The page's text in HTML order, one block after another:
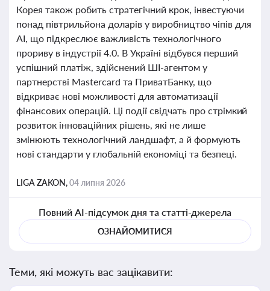
Корея також робить стратегічний крок, інвестуючи
понад півтрильйона доларів у виробництво чіпів для
AI, що підкреслює важливість технологічного
прориву в індустрії 4.0. В Україні відбувся перший
успішний платіж, здійснений ШІ-агентом у
партнерстві Mastercard та ПриватБанку, що
відкриває нові можливості для автоматизації
фінансових операцій. Ці події свідчать про стрімкий
розвиток інноваційних рішень, які не лише
змінюють технологічний ландшафт, а й формують
нові стандарти у глобальній економіці та безпеці.
LIGA ZAKON,04 липня 2026
Повний AI-підсумок дня та статті-джерела
ОЗНАЙОМИТИСЯ
Теми, які можуть вас зацікавити: